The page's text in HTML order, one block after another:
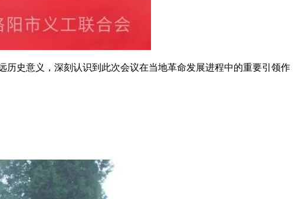
史意义，深刻认识到此次会议在当地革命发展进程中的重要引领作